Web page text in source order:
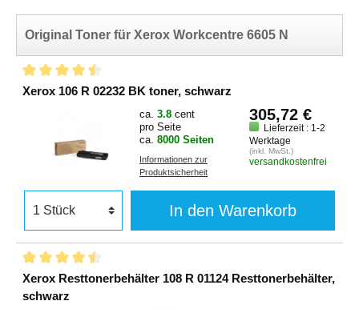
Original Toner für Xerox Workcentre 6605 N
Xerox 106 R 02232 BK toner, schwarz
ca. 3.8 cent
pro Seite
ca. 8000 Seiten
Informationen zur
Produktsicherheit
305,72 €
Lieferzeit : 1-2
Werktage
(inkl. MwSt.)
versandkostenfrei
In den Warenkorb
Xerox Resttonerbehälter 108 R 01124 Resttonerbehälter,
schwarz